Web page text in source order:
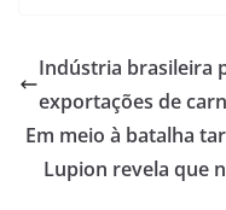
Indústria brasileira
exportações de
Em meio à batalha
Lupion revela que